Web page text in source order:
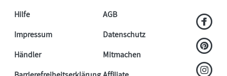
Hilfe
AGB
Impressum
Datenschutz
Händler
Mitmachen